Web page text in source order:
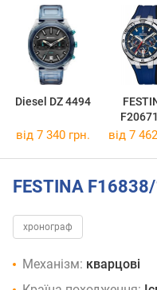
Diesel DZ 4494
від 7 340 грн. від 7
FESTINA F16838/
хронограф
Механізм: кварцові